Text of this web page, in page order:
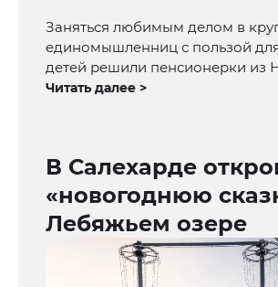
Заняться любимым делом в
единомышленниц с пользой
детей решили пенсионерки из
Читать далее >
В Салехарде
«новогоднюю
Лебяжьем озере